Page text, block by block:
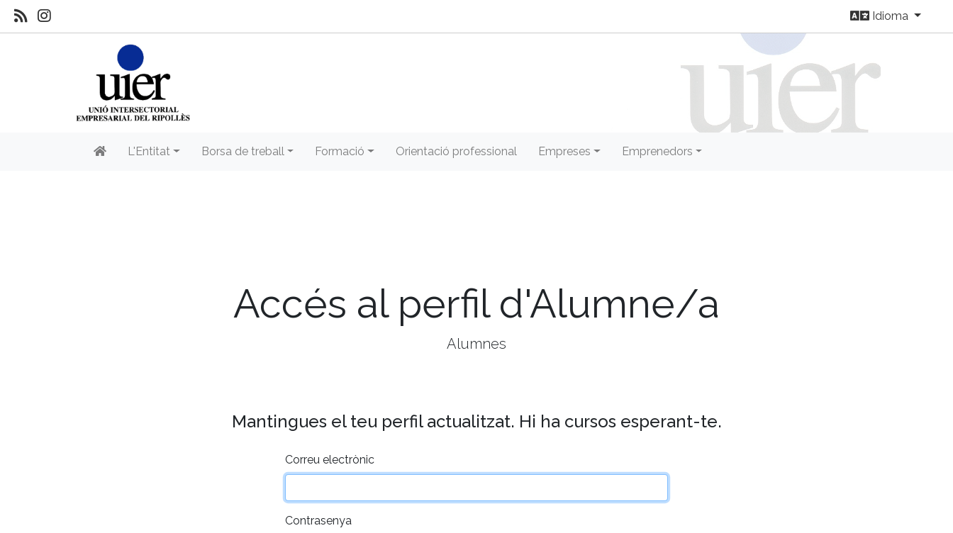
Idioma
L'Entitat Borsa de treball Formació Orientació professional Empreses Emprenedors
Accés al perfil d'Alumne/a
Alumnes
Mantingues el teu perfil actualitzat. Hi ha cursos esperant-te.
Correu electrònic
Contrasenya